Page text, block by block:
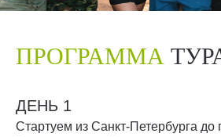
ПРОГРАММА
ДЕНЬ 1
Стартуем из Санкт-Петербурга до